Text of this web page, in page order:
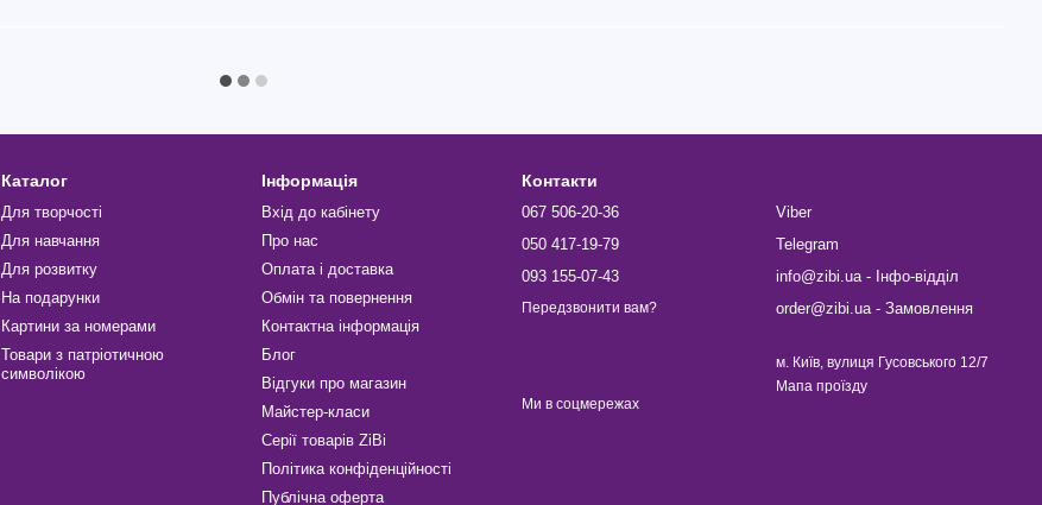
Каталог
Для творчості
Для навчання
Для розвитку
На подарунки
Картини за номерами
Товари з патріотичною
символікою
Інформація
Вхід до кабінету
Про нас
Оплата і доставка
Обмін та повернення
Контактна інформація
Блог
Відгуки про магазин
Майстер-класи
Серії товарів ZiBi
Політика конфіденційності
Публічна оферта
Контакти
067 506-20-36
050 417-19-79
093 155-07-43
Передзвонити вам?
Viber
Telegram
info@zibi.ua - Інфо-відділ
order@zibi.ua - Замовлення
м. Київ, вулиця Гусовського 12/7
Мапа проїзду
Ми в соцмережах